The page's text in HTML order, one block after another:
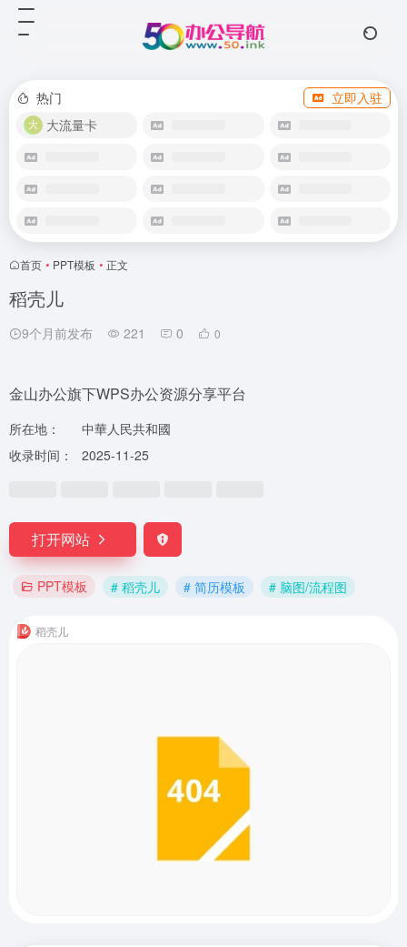
热门
立即入驻
大流量卡
首页 • PPT模板 • 正文
稻壳儿
9个月前发布 221 0 0
金山办公旗下WPS办公资源分享平台
所在地：
中華人民共和國
收录时间：
2025-11-25
打开网站
PPT模板 # 稻壳儿 # 简历模板 # 脑图/流程图
稻壳儿